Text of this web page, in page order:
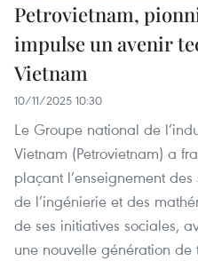
Petrovietnam,
impulse un avenir
Vietnam
10/11/2025 10:30
Le Groupe national de
Vietnam (Petrovietnam) a
plaçant l’enseignement
de l’ingénierie et des
de ses initiatives sociales,
une nouvelle génération de